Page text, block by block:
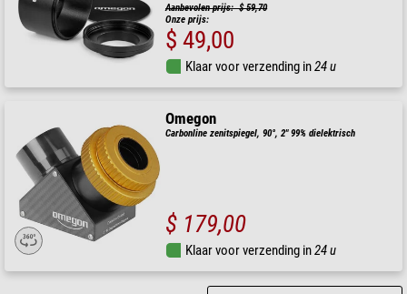
Aanbevolen prijs: $ 59,70
Onze prijs:
$ 49,00
Klaar voor verzending in24 u
Omegon
Carbonline zenitspiegel, 90°, 2" 99% dielektrisch
$ 179,00
Klaar voor verzending in24 u